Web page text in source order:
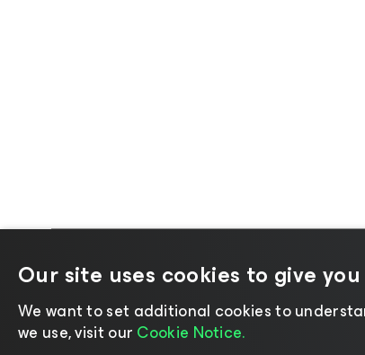
©2026 Veeam ® Software |Politique de
Our site uses cookies to give
We want to set additional cookies to
we use, visit our Cookie Notice.